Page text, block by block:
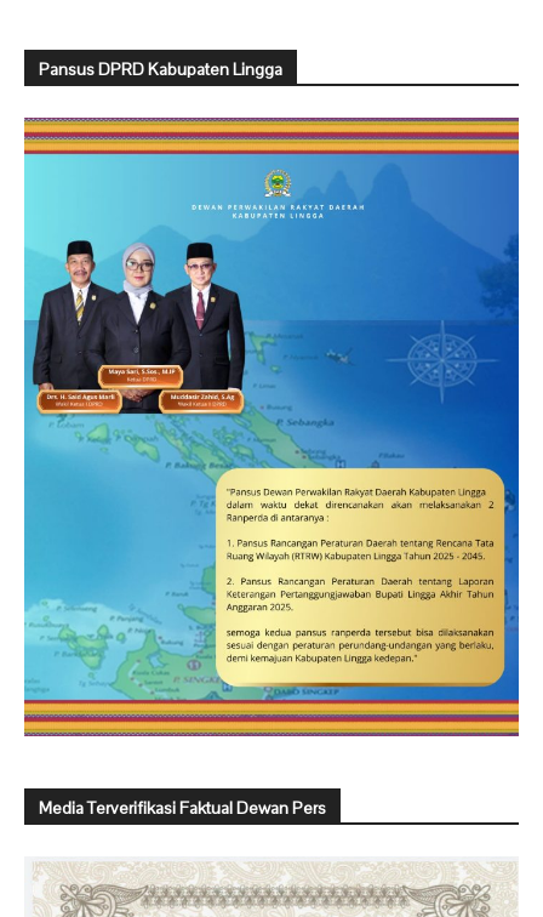
Pansus DPRD Kabupaten Lingga
Media Terverifikasi Faktual Dewan Pers